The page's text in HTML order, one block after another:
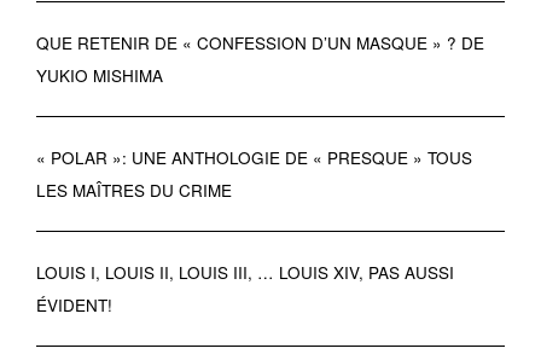
QUE RETENIR DE « CONFESSION D’UN MASQUE » ? DE
YUKIO MISHIMA
« POLAR »: UNE ANTHOLOGIE DE « PRESQUE » TOUS
LES MAÎTRES DU CRIME
LOUIS I, LOUIS II, LOUIS III, … LOUIS XIV, PAS AUSSI
ÉVIDENT!